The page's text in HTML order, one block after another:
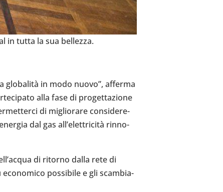
in tutta la sua bel­lezza.
globalità in modo nuovo”, afferma
alla fase di pro­get­ta­zione
di miglio­rare con­si­de­re­
dal gas all’elettricità rin­no­
di ritorno dalla rete di
pos­si­bile e gli scam­bia­